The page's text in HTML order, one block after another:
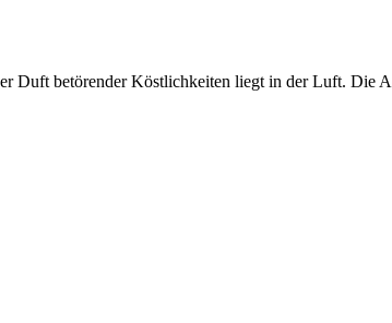
Duft betörender Köstlichkeiten liegt in der Luft. Die